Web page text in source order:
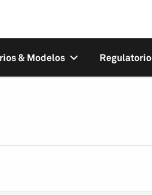
& Modelos Regulatorio